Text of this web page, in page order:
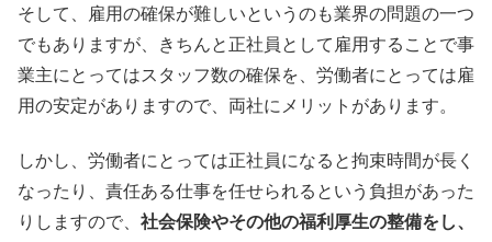
そして、雇用の確保が難しいというのも業界の問題の一つ
でもありますが、きちんと正社員として雇用することで事
業主にとってはスタッフ数の確保を、労働者にとっては雇
用の安定がありますので、両社にメリットがあります。
しかし、労働者にとっては正社員になると拘束時間が長く
なったり、責任ある仕事を任せられるという負担があった
りしますので、 社会保険やその他の福利厚生の整備をし、